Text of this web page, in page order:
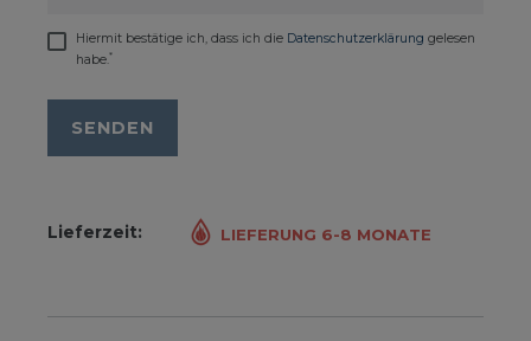
Hiermit bestätige ich, dass ich die Daten­schutz­erklärung gelesen
habe.*
SENDEN
Lieferzeit: LIEFERUNG 6-8 MONATE